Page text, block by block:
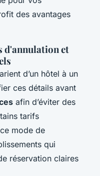
des avantages
d'annulation et
d’un hôtel à un
ces détails avant
afin d’éviter des
tarifs
mode de
qui
réservation claires